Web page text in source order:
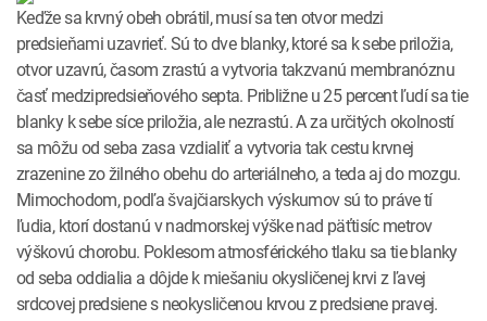
Keďže sa krvný obeh obrátil, musí sa ten otvor medzi
predsieňami uzavrieť. Sú to dve blanky, ktoré sa k sebe priložia,
otvor uzavrú, časom zrastú a vytvoria takzvanú membranóznu
časť medzipredsieňového septa. Približne u 25 percent ľudí sa tie
blanky k sebe síce priložia, ale nezrastú. A za určitých okolností
sa môžu od seba zasa vzdialiť a vytvoria tak cestu krvnej
zrazenine zo žilného obehu do arteriálneho, a teda aj do mozgu.
Mimochodom, podľa švajčiarskych výskumov sú to práve tí
ľudia, ktorí dostanú v nadmorskej výške nad päťtisíc metrov
výškovú chorobu. Poklesom atmosférického tlaku sa tie blanky
od seba oddialia a dôjde k miešaniu okysličenej krvi z ľavej
srdcovej predsiene s neokysličenou krvou z predsiene pravej.